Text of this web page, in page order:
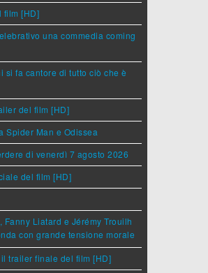
film [HD]
una commedia coming
si fa cantore di tutto ciò che è
del film [HD]
Spider Man e Odissea
di venerdì 7 agosto 2026
del film [HD]
Fanny Liatard e Jérémy Trouilh
con grande tensione morale
trailer finale del film [HD]